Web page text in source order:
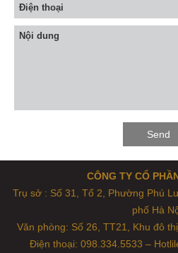
CÔNG TY CỔ
Trụ sở : Số 31, Tổ 2, Phường Phú
phố Hà
Văn phòng: Số 26, TT21, Khu đô
Điện thoại: 098.334.5533 –